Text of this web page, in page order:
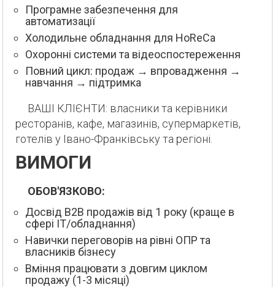
Програмне забезпечення для
автоматизації
Холодильне обладнання для HoReCa
Охоронні системи та відеоспостереження
Повний цикл: продаж → впровадження →
навчання → підтримка
ВАШІ КЛІЄНТИ: власники та керівники
ресторанів, кафе, магазинів, супермаркетів,
готелів у Івано-Франківську та регіоні.
ВИМОГИ
ОБОВ'ЯЗКОВО:
Досвід B2B продажів від 1 року (краще в
сфері IT/обладнання)
Навички переговорів на рівні ОПР та
власників бізнесу
Вміння працювати з довгим циклом
продажу (1-3 місяці)